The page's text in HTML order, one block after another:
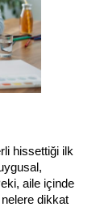
hissettiği ilk
aile içinde
dikkat